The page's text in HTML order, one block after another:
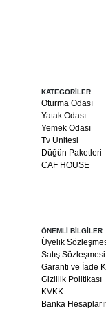
KATEGORİLER
Oturma Odası
Yatak Odası
Yemek Odası
Tv Ünitesi
Düğün Paketleri
CAF HOUSE
ÖNEMLİ BİLGİLER
Üyelik
Satış Sözleşmesi
Garanti ve İade
Gizlilik Politikası
KVKK
Banka